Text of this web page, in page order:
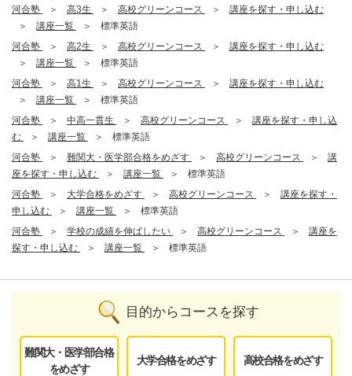
河合塾 高3生 高校グリーンコース
講座を探す・申し込む
講座一覧
標準英語
河合塾
高2生 高校グリーンコース
講座を探す・申し込む
講座一覧
標準英語
河合塾
高1生 高校グリーンコース
講座を探す・申し込む
講座一覧
標準英語
河合塾
中高一貫生 高校グリーンコース
講座を探す・申し込
む
講座一覧
標準英語
河合塾
難関大・医学部合格をめざす 高校グリーンコース
講
座を探す・申し込む
講座一覧
標準英語
河合塾
大学合格をめざす 高校グリーンコース
講座を探す・
申し込む
講座一覧
標準英語
河合塾
学校の成績を伸ばしたい 高校グリーンコース
講座を
探す・申し込む
講座一覧 標準英語
目的からコースを探す
難関大・医学部合格
をめざす
大学合格をめざす 高校合格をめざす